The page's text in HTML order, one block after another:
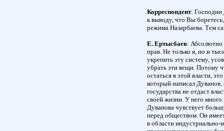
Корреспондент: Господин
к выводу, что Вы
режима Назарбаева. Тем
Е. Ертысбаев: Абсолютно
прав. Не только я, но и
укрепить эту систему,
убрать эти вещи. Потому
остаться в этой власти,
который написал Дуванов,
государства не отдаст
своей жизни. У него
Дуванова чувствует
перед обществом. Он
в области